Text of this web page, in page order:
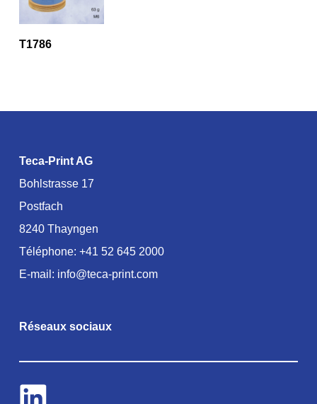
T1786
Teca-Print AG
Bohlstrasse 17
Postfach
8240 Thayngen
Téléphone: +41 52 645 2000
E-mail: info@teca-print.com
Réseaux sociaux